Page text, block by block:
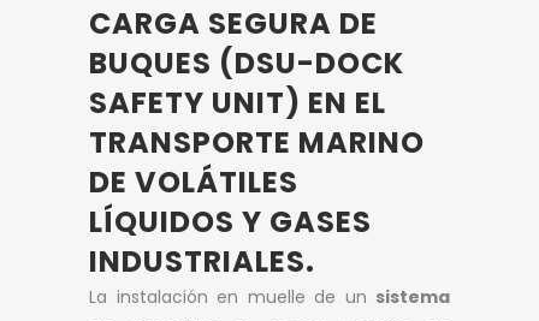
CARGA SEGURA DE
BUQUES (DSU-DOCK
SAFETY UNIT) EN EL
TRANSPORTE MARINO
DE VOLÁTILES
LÍQUIDOS Y GASES
INDUSTRIALES.
La instalación en muelle de un sistema